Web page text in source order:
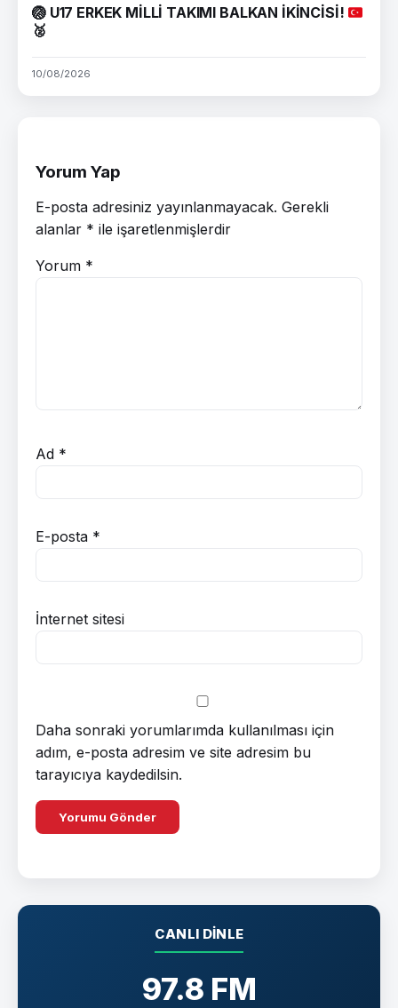
🏐U17 ERKEK MİLLİ TAKIMI BALKAN İKİNCİSİ!
🥈
10/08/2026
Yorum Yap
E-posta adresiniz yayınlanmayacak. Gerekli
alanlar * ile işaretlenmişlerdir
Yorum *
Ad *
E-posta *
İnternet sitesi
Daha sonraki yorumlarımda kullanılması için
adım, e-posta adresim ve site adresim bu
tarayıcıya kaydedilsin.
CANLI DINLE
97.8 FM